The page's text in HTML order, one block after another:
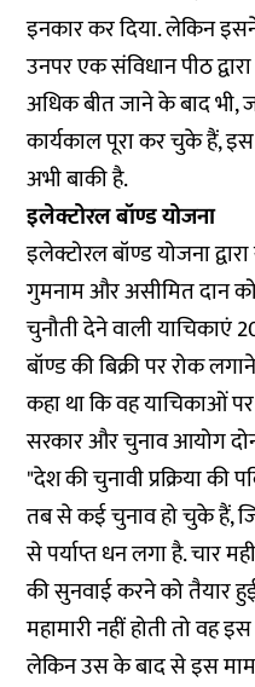
इनकार कर दिया. लेकिन
उनपर एक संविधान पीठ
अधिक बीत जाने के बाद भी,
कार्यकाल पूरा कर चुके हैं,
अभी बाकी है.
इलेक्टोरल बॉण्ड योजना
इलेक्टोरल बॉण्ड योजना
गुमनाम और असीमित दान
चुनौती देने वाली याचिकाएं
बॉण्ड की बिक्री पर रोक
कहा था कि वह याचिकाओं
सरकार और चुनाव आयोग
"देश की चुनावी प्रक्रिया की
तब से कई चुनाव हो चुके हैं,
से पर्याप्त धन लगा है. चार
की सुनवाई करने कोतैयार
महामारी नहीं होती तो वह
लेकिन उस के बाद से इस